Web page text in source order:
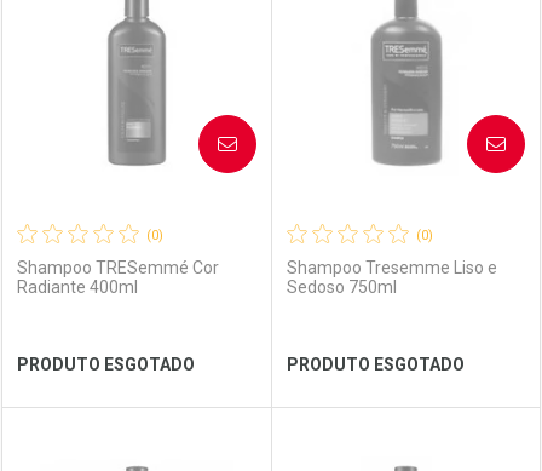
Laboratório
Ver Desconto Convênio
Por Menos Laboratório
Ver Desconto Convênio
Por Menos
(0)
Shampoo TRESemmé Cor
Radiante 400ml
PRODUTO ESGOTADO
AVISE-ME
(0)
Shampoo Tresemme Liso e
Sedoso 750ml
PRODUTO ESGOTADO
AVISE-ME